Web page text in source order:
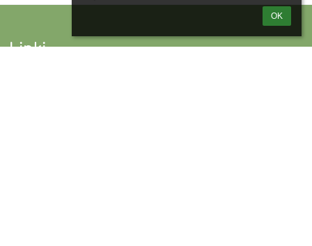
OK
Linki